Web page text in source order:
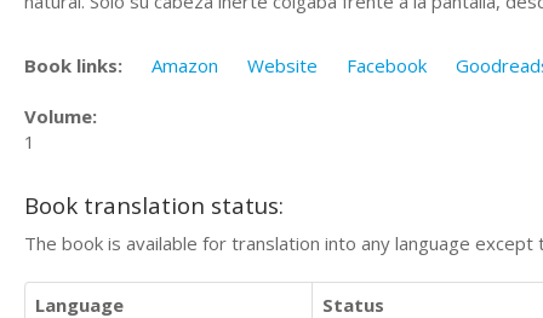
Book links: Amazon Website Facebook
Volume:
1
Book translation status:
The book is available for translation into any language
Language
Status